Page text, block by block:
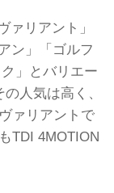
ァリアント」
ン」「ゴルフ
」とバリエー
人気は高く、
ァリアントで
TDI 4MOTION